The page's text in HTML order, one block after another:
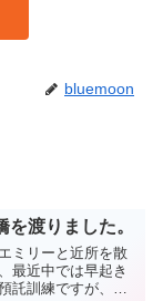
bluemoon
渡りました。
ミリーと近所を散
最近中では早起き
託訓練ですが、外